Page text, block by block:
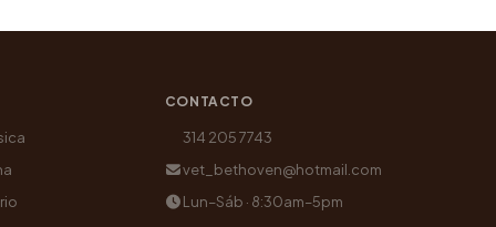
CONTACTO
314 205 7743
vet_bethoven@hotmail.com
Lun–Sáb · 8:30am–5pm